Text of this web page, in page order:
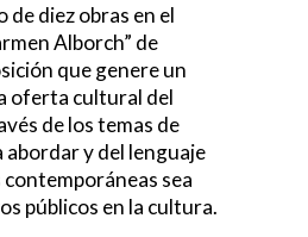
de diez obras en el
Alborch” de
que genere un
oferta cultural del
de los temas de
abordar y del lenguaje
sea
públicos en la cultura.